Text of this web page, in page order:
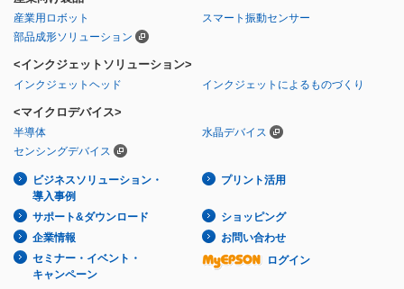
産業用ロボット
スマート振動センサー
部品成形ソリューション
<インクジェットソリューション>
インクジェットヘッド インクジェットによるものづくり
<マイクロデバイス>
半導体
水晶デバイス
センシングデバイス
ビジネスソリューション・
導入事例
プリント活用
サポート&ダウンロード
ショッピング
企業情報
お問い合わせ
セミナー・イベント・
キャンペーン
ログイン